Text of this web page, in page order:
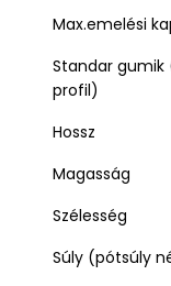
Max.emelési
Standar gumik
profil)
Hossz
Magasság
Szélesség
Súly (pótsúly